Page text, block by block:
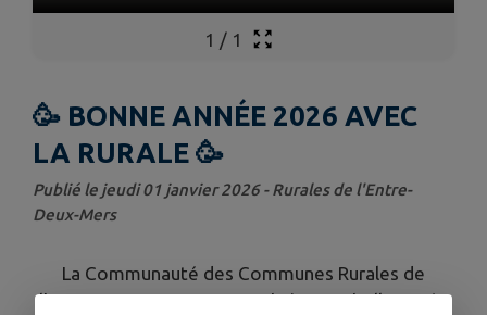
1 / 1
🥳 BONNE ANNÉE 2026 AVEC
LA RURALE 🥳
Publié le jeudi 01 janvier 2026 - Rurales de l'Entre-
Deux-Mers
La Communauté des Communes Rurales de
l'Entre-Deux-Mers vous souhaite une belle année